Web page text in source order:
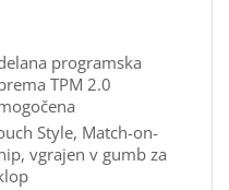
programska
TPM 2.0
Style, Match-on-
vgrajen v gumb za